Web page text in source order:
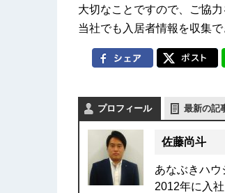
大切なことですので、ご協
当社でも入居者情報を収集
プロフィール 最新の記
佐藤尚斗
あなぶきハ
2012年に入